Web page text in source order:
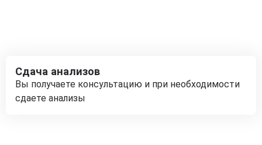
Сдача анализов
Вы получаете консультацию и при необходимости
сдаете анализы